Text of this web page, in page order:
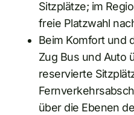
Sitzplätze; im
freie Platzwahl
Beim Komfort und
Zug Bus und Auto
reservierte
über die Ebenen